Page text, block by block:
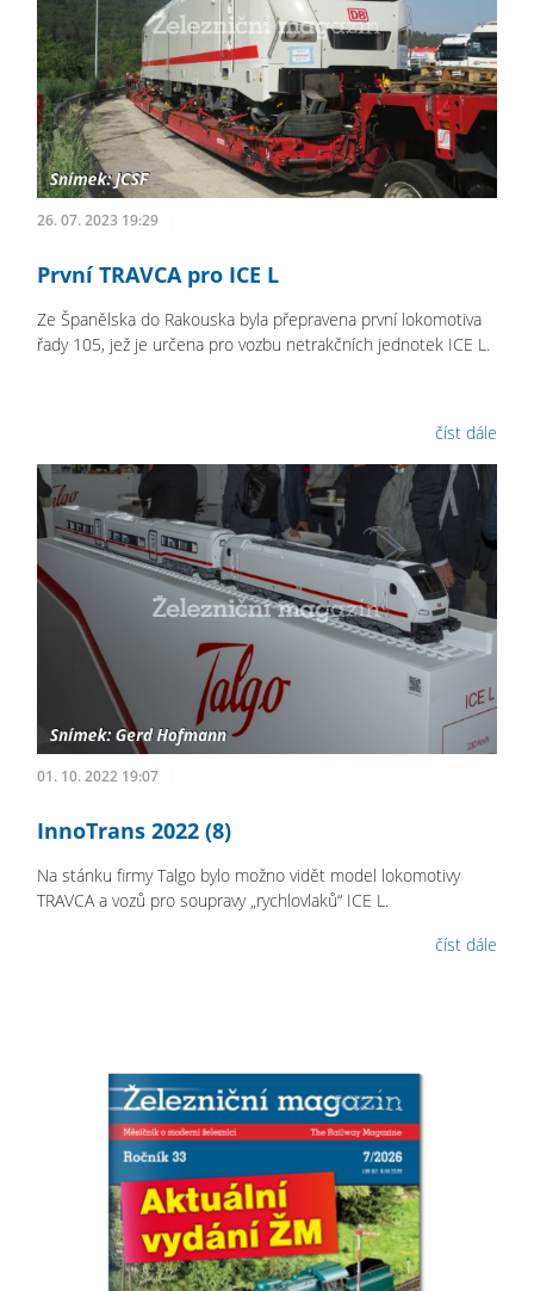
26. 07. 2023 19:29
První TRAVCA pro ICE L
Ze Španělska do Rakouska byla přepravena první lokomotiva
řady 105, jež je určena pro vozbu netrakčních jednotek ICE L.
číst dále
01. 10. 2022 19:07
InnoTrans 2022 (8)
Na stánku firmy Talgo bylo možno vidět model lokomotivy
TRAVCA a vozů pro soupravy „rychlovlaků“ ICE L.
číst dále